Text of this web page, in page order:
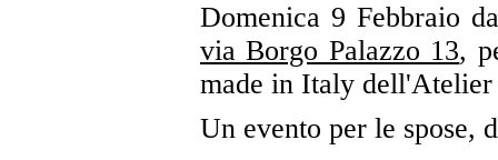
Domenica 9 Febbraio
via Borgo Palazzo 13,
made in Italy
Un evento per le spose,